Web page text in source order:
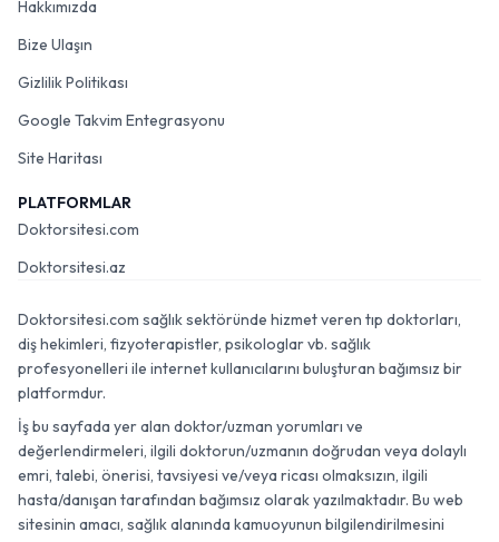
Hakkımızda
Bize Ulaşın
Gizlilik Politikası
Google Takvim Entegrasyonu
Site Haritası
PLATFORMLAR
Doktorsitesi.com
Doktorsitesi.az
Doktorsitesi.com sağlık sektöründe hizmet veren tıp doktorları,
diş hekimleri, fizyoterapistler, psikologlar vb. sağlık
profesyonelleri ile internet kullanıcılarını buluşturan bağımsız bir
platformdur.
İş bu sayfada yer alan doktor/uzman yorumları ve
değerlendirmeleri, ilgili doktorun/uzmanın doğrudan veya dolaylı
emri, talebi, önerisi, tavsiyesi ve/veya ricası olmaksızın, ilgili
hasta/danışan tarafından bağımsız olarak yazılmaktadır. Bu web
sitesinin amacı, sağlık alanında kamuoyunun bilgilendirilmesini